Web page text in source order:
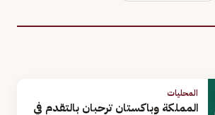
المحليات
المملكة وباكستان ترحبان بالتقدم في